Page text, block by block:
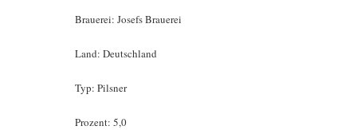
Brauerei: Josefs Brauerei
Land: Deutschland
Typ: Pilsner
Prozent: 5,0